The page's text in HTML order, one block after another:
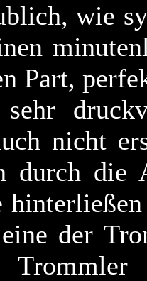
wie
Part,
sehr
nicht
durch die
der
Trommler